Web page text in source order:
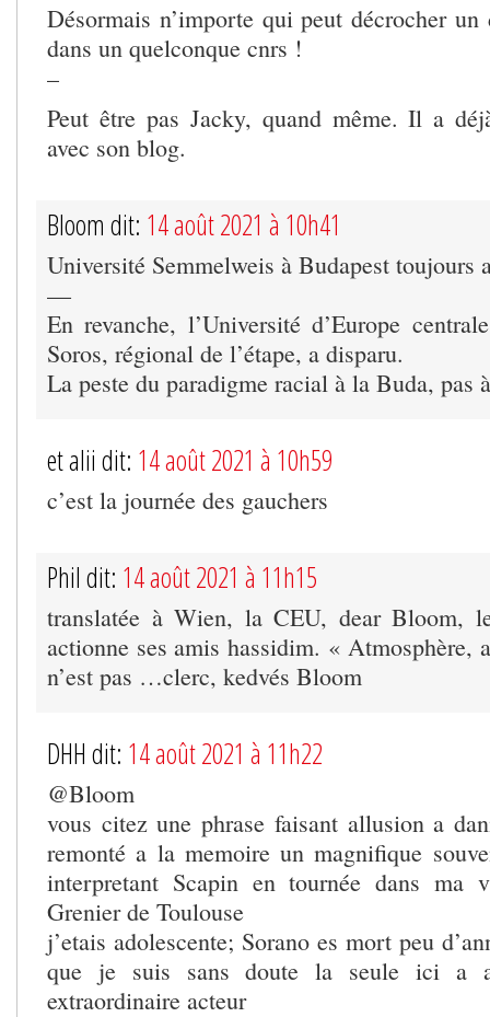
Désormais n’importe qui peut décrocher
dans un quelconque cnrs !
–
Peut être pas Jacky, quand même. Il a
avec son blog.
Bloom dit: 14 août 2021 à 10h41
Université Semmelweis à Budapest toujours
—
En revanche, l’Université d’Europe
Soros, régional de l’étape, a disparu.
La peste du paradigme racial à la Buda, pas
et alii dit: 14 août 2021 à 10h59
c’est la journée des gauchers
Phil dit: 14 août 2021 à 11h15
translatée à Wien, la CEU, dear Bloom,
actionne ses amis hassidim. «
n’est pas …clerc, kedvés Bloom
DHH dit: 14 août 2021 à 11h22
@Bloom
vous citez une phrase faisant allusion a
remonté a la memoire un magnifique
interpretant Scapin en tournée dans ma
Grenier de Toulouse
j’etais adolescente; Sorano es mort peu
que je suis sans doute la seule ici a
extraordinaire acteur